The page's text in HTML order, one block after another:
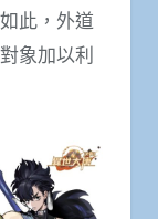
此，外道
象加以利